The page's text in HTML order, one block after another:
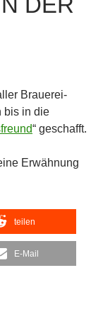
Brauerei-
bis in die
“ geschafft.
Erwähnung
teilen
E-Mail